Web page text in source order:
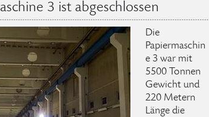
3 ist abgeschlossen
Die
Papiermaschin
e 3 war mit
5500 Tonnen
Gewicht und
220 Metern
Länge die